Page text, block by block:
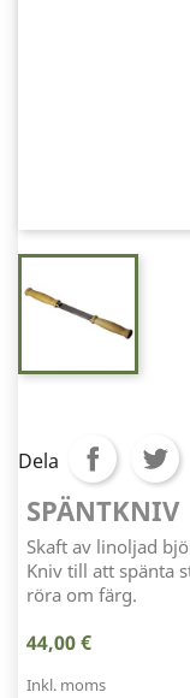
Dela
SPÄNTKNIV
Skaft av linoljad
Kniv till att spänta
röra om färg.
44,00 €
Inkl. moms